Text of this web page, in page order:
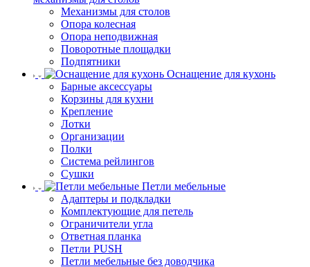
Механизмы для столов
Опора колесная
Опора неподвижная
Поворотные площадки
Подпятники
Оснащение для кухонь
Барные аксессуары
Корзины для кухни
Крепление
Лотки
Организации
Полки
Система рейлингов
Сушки
Петли мебельные
Адаптеры и подкладки
Комплектующие для петель
Ограничители угла
Ответная планка
Петли PUSH
Петли мебельные без доводчика